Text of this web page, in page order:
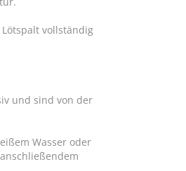
vollständig
und sind von der
Wasser oder